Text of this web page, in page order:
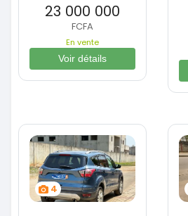
23 000 000
FCFA
En vente
Voir détails
4